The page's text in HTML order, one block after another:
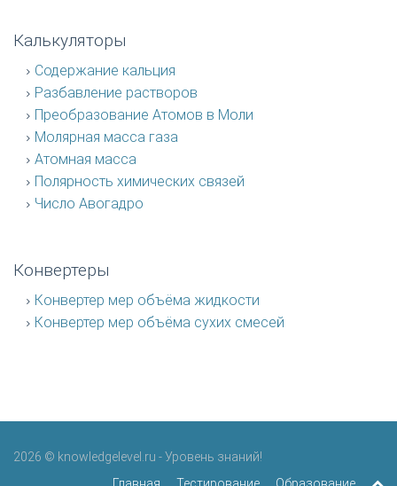
Калькуляторы
Содержание кальция
Разбавление растворов
Преобразование Атомов в Моли
Молярная масса газа
Атомная масса
Полярность химических связей
Число Авогадро
Конвертеры
Конвертер мер объёма жидкости
Конвертер мер объёма сухих смесей
2026 © knowledgelevel.ru - Уровень знаний!